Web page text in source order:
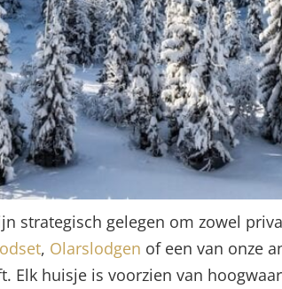
strategisch gelegen om zowel
, Olarslodgen of een van onze
Elk huisje is voorzien van